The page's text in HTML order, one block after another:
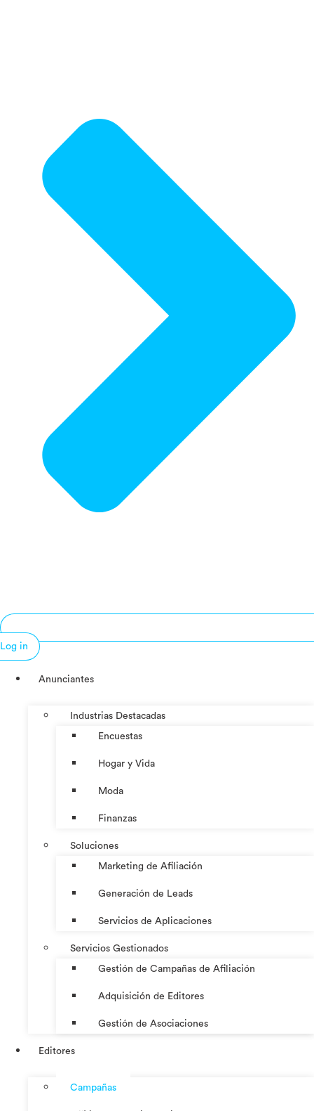
Log in
Anunciantes
Industrias Destacadas
Encuestas
Hogar y Vida
Moda
Finanzas
Soluciones
Marketing de Afiliación
Generación de Leads
Servicios de Aplicaciones
Servicios Gestionados
Gestión de Campañas de Afiliación
Adquisición de Editores
Gestión de Asociaciones
Editores
Campañas